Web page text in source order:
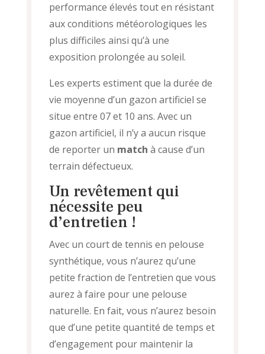
performance élevés tout en résistant
aux conditions météorologiques les
plus difficiles ainsi qu’à une
exposition prolongée au soleil.
Les experts estiment que la durée de
vie moyenne d’un gazon artificiel se
situe entre 07 et 10 ans. Avec un
gazon artificiel, il n’y a aucun risque
de reporter un match à cause d’un
terrain défectueux.
Un revêtement qui
nécessite peu
d’entretien !
Avec un court de tennis en pelouse
synthétique, vous n’aurez qu’une
petite fraction de l’entretien que vous
aurez à faire pour une pelouse
naturelle. En fait, vous n’aurez besoin
que d’une petite quantité de temps et
d’engagement pour maintenir la